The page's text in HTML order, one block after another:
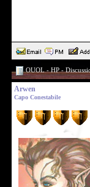
OUOL - HP -
Arwen
Capo Conestabile